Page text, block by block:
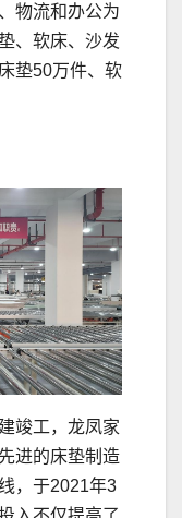
物流和办公为
、软床、沙发
垫50万件、软
竣工，龙凤家
进的床垫制造
，于2021年3